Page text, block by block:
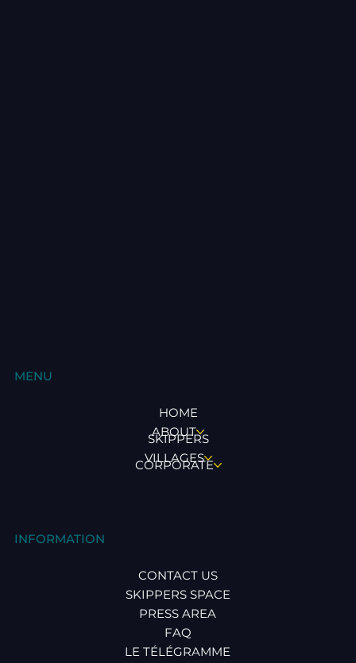
MENU
HOME
ABOUT
SKIPPERS
VILLAGES
CORPORATE
INFORMATION
CONTACT US
SKIPPERS SPACE
PRESS AREA
FAQ
LE TÉLÉGRAMME